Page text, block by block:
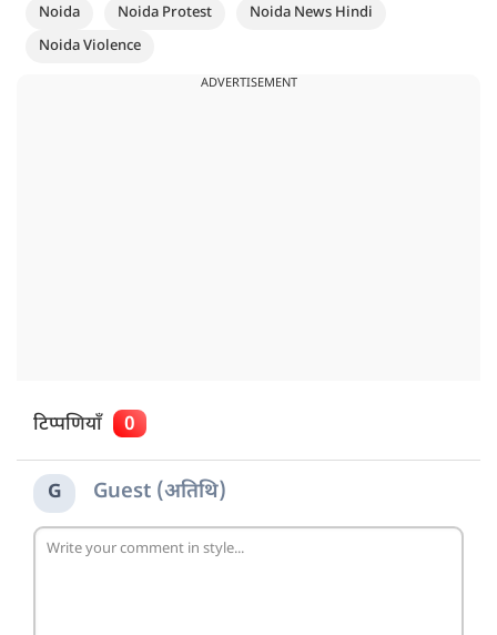
Noida Noida Protest
Noida News Hindi
Noida Violence
ADVERTISEMENT
टिप्पणियाँ 0
G Guest (अतिथि)